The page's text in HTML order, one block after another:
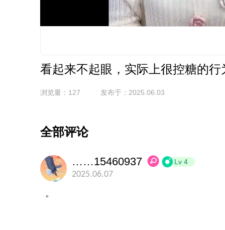
看起来不起眼，实际上很控糖的行
浏览量：127 发布于：2025.06.03
全部评论
……15460937 Lv 4
2025.06.07
。